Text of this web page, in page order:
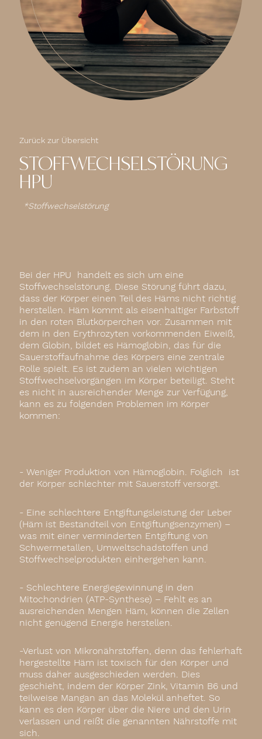
Zurück zur Übersicht
STOFFWECHSELSTÖRUNG
HPU
Stoffwechselstörung
Bei der HPU handelt es sich um eine
Stoffwechselstörung. Diese Störung führt dazu,
dass der Körper einen Teil des Häms nicht richtig
herstellen. Häm kommt als eisenhaltiger Farbstoff
in den roten Blutkörperchen vor. Zusammen mit
dem in den Erythrozyten vorkommenden Eiweiß,
dem Globin, bildet es Hämoglobin, das für die
Sauerstoffaufnahme des Körpers eine zentrale
Rolle spielt. Es ist zudem an vielen wichtigen
Stoffwechselvorgängen im Körper beteiligt. Steht
es nicht in ausreichender Menge zur Verfügung,
kann es zu folgenden Problemen im Körper
kommen:
- Weniger Produktion von Hämoglobin. Folglich ist
der Körper schlechter mit Sauerstoff versorgt.
- Eine schlechtere Entgiftungsleistung der Leber
(Häm ist Bestandteil von Entgiftungsenzymen) –
was mit einer verminderten Entgiftung von
Schwermetallen, Umweltschadstoffen und
Stoffwechselprodukten einhergehen kann.
- Schlechtere Energiegewinnung in den
Mitochondrien (ATP-Synthese) – Fehlt es an
ausreichenden Mengen Häm, können die Zellen
nicht genügend Energie herstellen.
-Verlust von Mikronährstoffen, denn das fehlerhaft
hergestellte Häm ist toxisch für den Körper und
muss daher ausgeschieden werden. Dies
geschieht, indem der Körper Zink, Vitamin B6 und
teilweise Mangan an das Molekül anheftet. So
kann es den Körper über die Niere und den Urin
verlassen und reißt die genannten Nährstoffe mit
sich.